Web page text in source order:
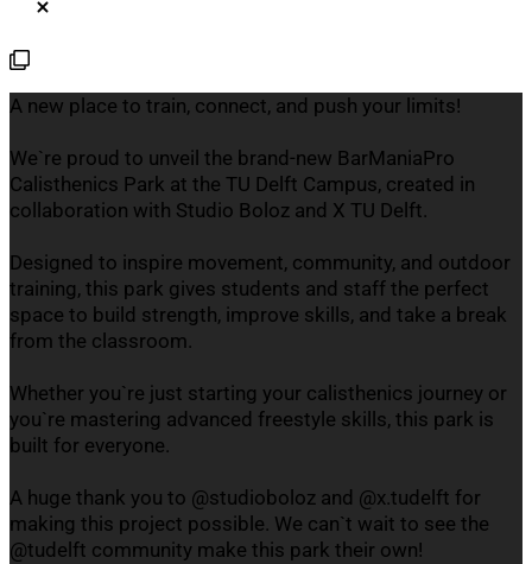
A new place to train, connect, and push your limits!
We`re proud to unveil the brand-new BarManiaPro
Calisthenics Park at the TU Delft Campus, created in
collaboration with Studio Boloz and X TU Delft.
Designed to inspire movement, community, and outdoor
training, this park gives students and staff the perfect
space to build strength, improve skills, and take a break
from the classroom.
Whether you`re just starting your calisthenics journey or
you`re mastering advanced freestyle skills, this park is
built for everyone.
A huge thank you to @studioboloz and @x.tudelft for
making this project possible. We can`t wait to see the
@tudelft community make this park their own!